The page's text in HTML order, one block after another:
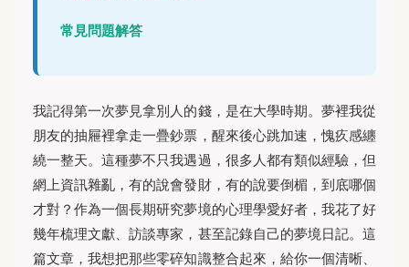
常見問題解答
我記得第一次夢見拿別人的錢，是在大學時期。夢裡我從
朋友的抽屜裡拿走一疊鈔票，醒來後心跳加速，愧疚感纏
繞一整天。這種夢不只我遇過，很多人都有類似經驗，但
網上資訊雜亂，有的說會發財，有的說要倒楣，到底哪個
才對？作為一個長期研究夢境的心理學愛好者，我花了好
幾年梳理文獻、訪談專家，甚至記錄自己的夢境日記。這
篇文章，我想把那些零碎知識整合起來，給你一個清晰、